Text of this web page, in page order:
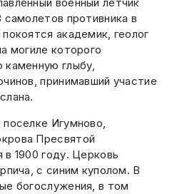
военный летчик
противника в
академик, геолог
могиле которого
каменную глыбу,
принимавший участие
Игумново,
Пресвятой
в 1900 году. Церковь
с синим куполом. В
богослужения, в том